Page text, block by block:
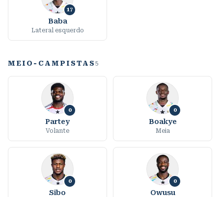
17
Baba
Lateral esquerdo
MEIO-CAMPISTAS5
0
Partey
Volante
0
Boakye
Meia
0
Sibo
0
Owusu